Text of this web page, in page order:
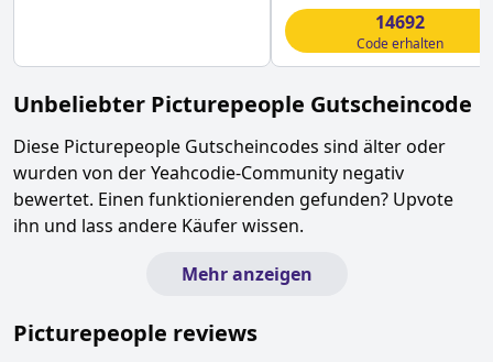
14692
Code erhalten
Unbeliebter Picturepeople Gutscheincode
Diese Picturepeople Gutscheincodes sind älter oder
wurden von der Yeahcodie-Community negativ
bewertet. Einen funktionierenden gefunden? Upvote
ihn und lass andere Käufer wissen.
Mehr anzeigen
Picturepeople reviews